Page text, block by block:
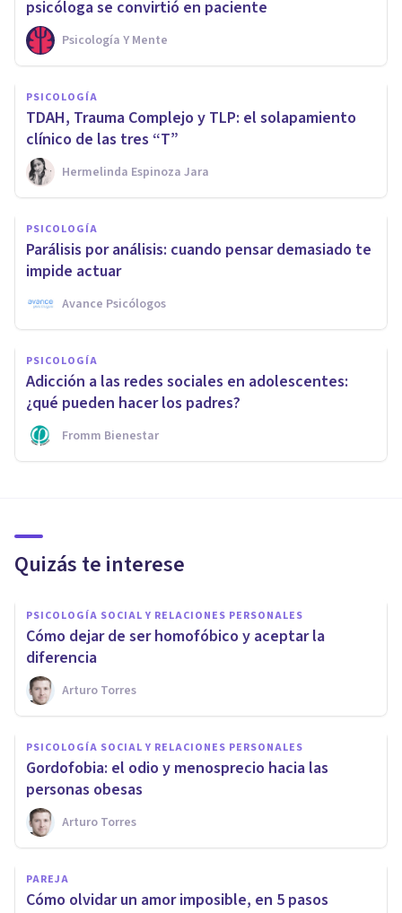
psicóloga se convirtió en paciente
Psicología Y Mente
PSICOLOGÍA
TDAH, Trauma Complejo y TLP: el solapamiento
clínico de las tres “T”
Hermelinda Espinoza Jara
PSICOLOGÍA
Parálisis por análisis: cuando pensar demasiado te
impide actuar
Avance Psicólogos
PSICOLOGÍA
Adicción a las redes sociales en adolescentes:
¿qué pueden hacer los padres?
Fromm Bienestar
Quizás te interese
PSICOLOGÍA SOCIAL Y RELACIONES PERSONALES
​Cómo dejar de ser homofóbico y aceptar la
diferencia
Arturo Torres
PSICOLOGÍA SOCIAL Y RELACIONES PERSONALES
Gordofobia: el odio y menosprecio hacia las
personas obesas
Arturo Torres
PAREJA
​Cómo olvidar un amor imposible, en 5 pasos